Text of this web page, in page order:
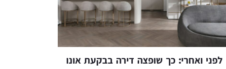
לפני ואחרי: כך שופצה דירה בבקעת אונו